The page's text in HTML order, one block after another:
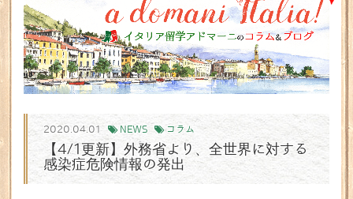
2020.04.01 NEWS コラム
【4/1更新】外務省より、全世界に対する
感染症危険情報の発出